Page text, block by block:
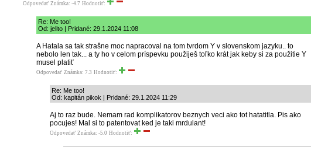
Odpovedať Známka: -4.7 Hodnotiť:
Re: Me too!
Od: jelito | Pridané: 29.1.2024 11:08
A Hatala sa tak strašne moc napracoval na tom tvrdom Y v slovenskom jazyku.. to
nebolo len tak... a ty ho v celom príspevku použiješ toľko krát jak keby si za použitie Y
musel platiť
Odpovedať Známka: 7.3 Hodnotiť:
Re: Me too!
Od: kapitán pikok | Pridané: 29.1.2024 11:29
Aj to raz bude. Nemam rad komplikatorov beznych veci ako tot hatatitla. Pis ako
pocujes! Mal si to patentovat ked je taki mrdulant!
Odpovedať Známka: -5.0 Hodnotiť: